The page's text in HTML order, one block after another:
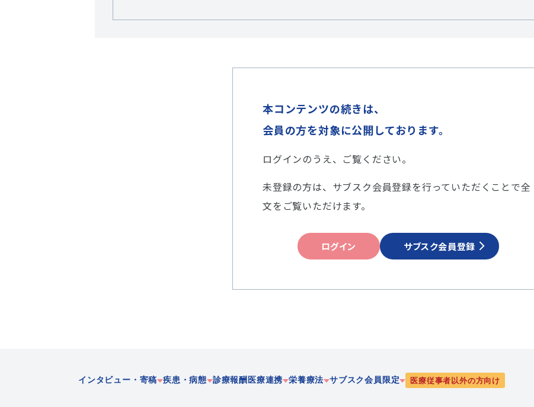
本コンテンツの続きは、
会員の方を対象に公開しております。
ログインのうえ、ご覧ください。
未登録の方は、サブスク会員登録を行っていただくことで全
文をご覧いただけます。
ログイン サブスク会員登録
インタビュー・寄稿 疾患・病態 診療報酬 医療連携 栄養療法 サブスク会員限定 医療従事者以外の方向け